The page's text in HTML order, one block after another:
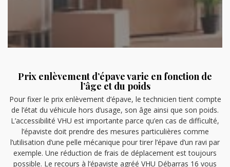
Prix enlèvement d’épave varie en fonction de
l’âge et du poids
Pour fixer le prix enlèvement d’épave, le technicien tient compte
de l’état du véhicule hors d’usage, son âge ainsi que son poids.
L’accessibilité VHU est importante parce qu’en cas de difficulté,
l’épaviste doit prendre des mesures particulières comme
l’utilisation d’une pelle mécanique pour tirer l’épave d’un ravi par
exemple. Une réduction de frais de déplacement est toujours
possible. Le recours à l’épaviste agréé VHU Débarras 16 vous